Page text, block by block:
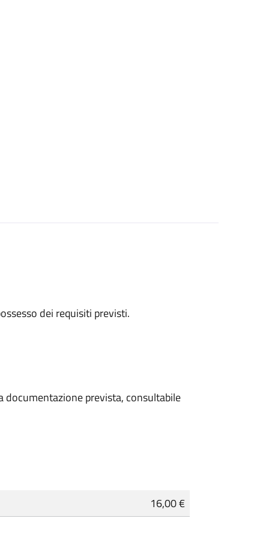
dei requisiti previsti.
prevista, consultabile
16,00 €